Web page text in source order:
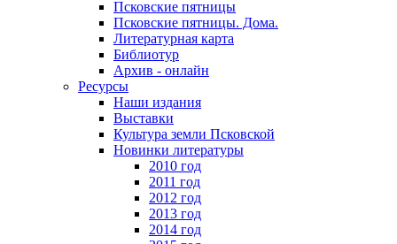
Псковские пятницы
Псковские пятницы. Дома.
Литературная карта
Библиотур
Архив - онлайн
Ресурсы
Наши издания
Выставки
Культура земли Псковской
Новинки литературы
2010 год
2011 год
2012 год
2013 год
2014 год